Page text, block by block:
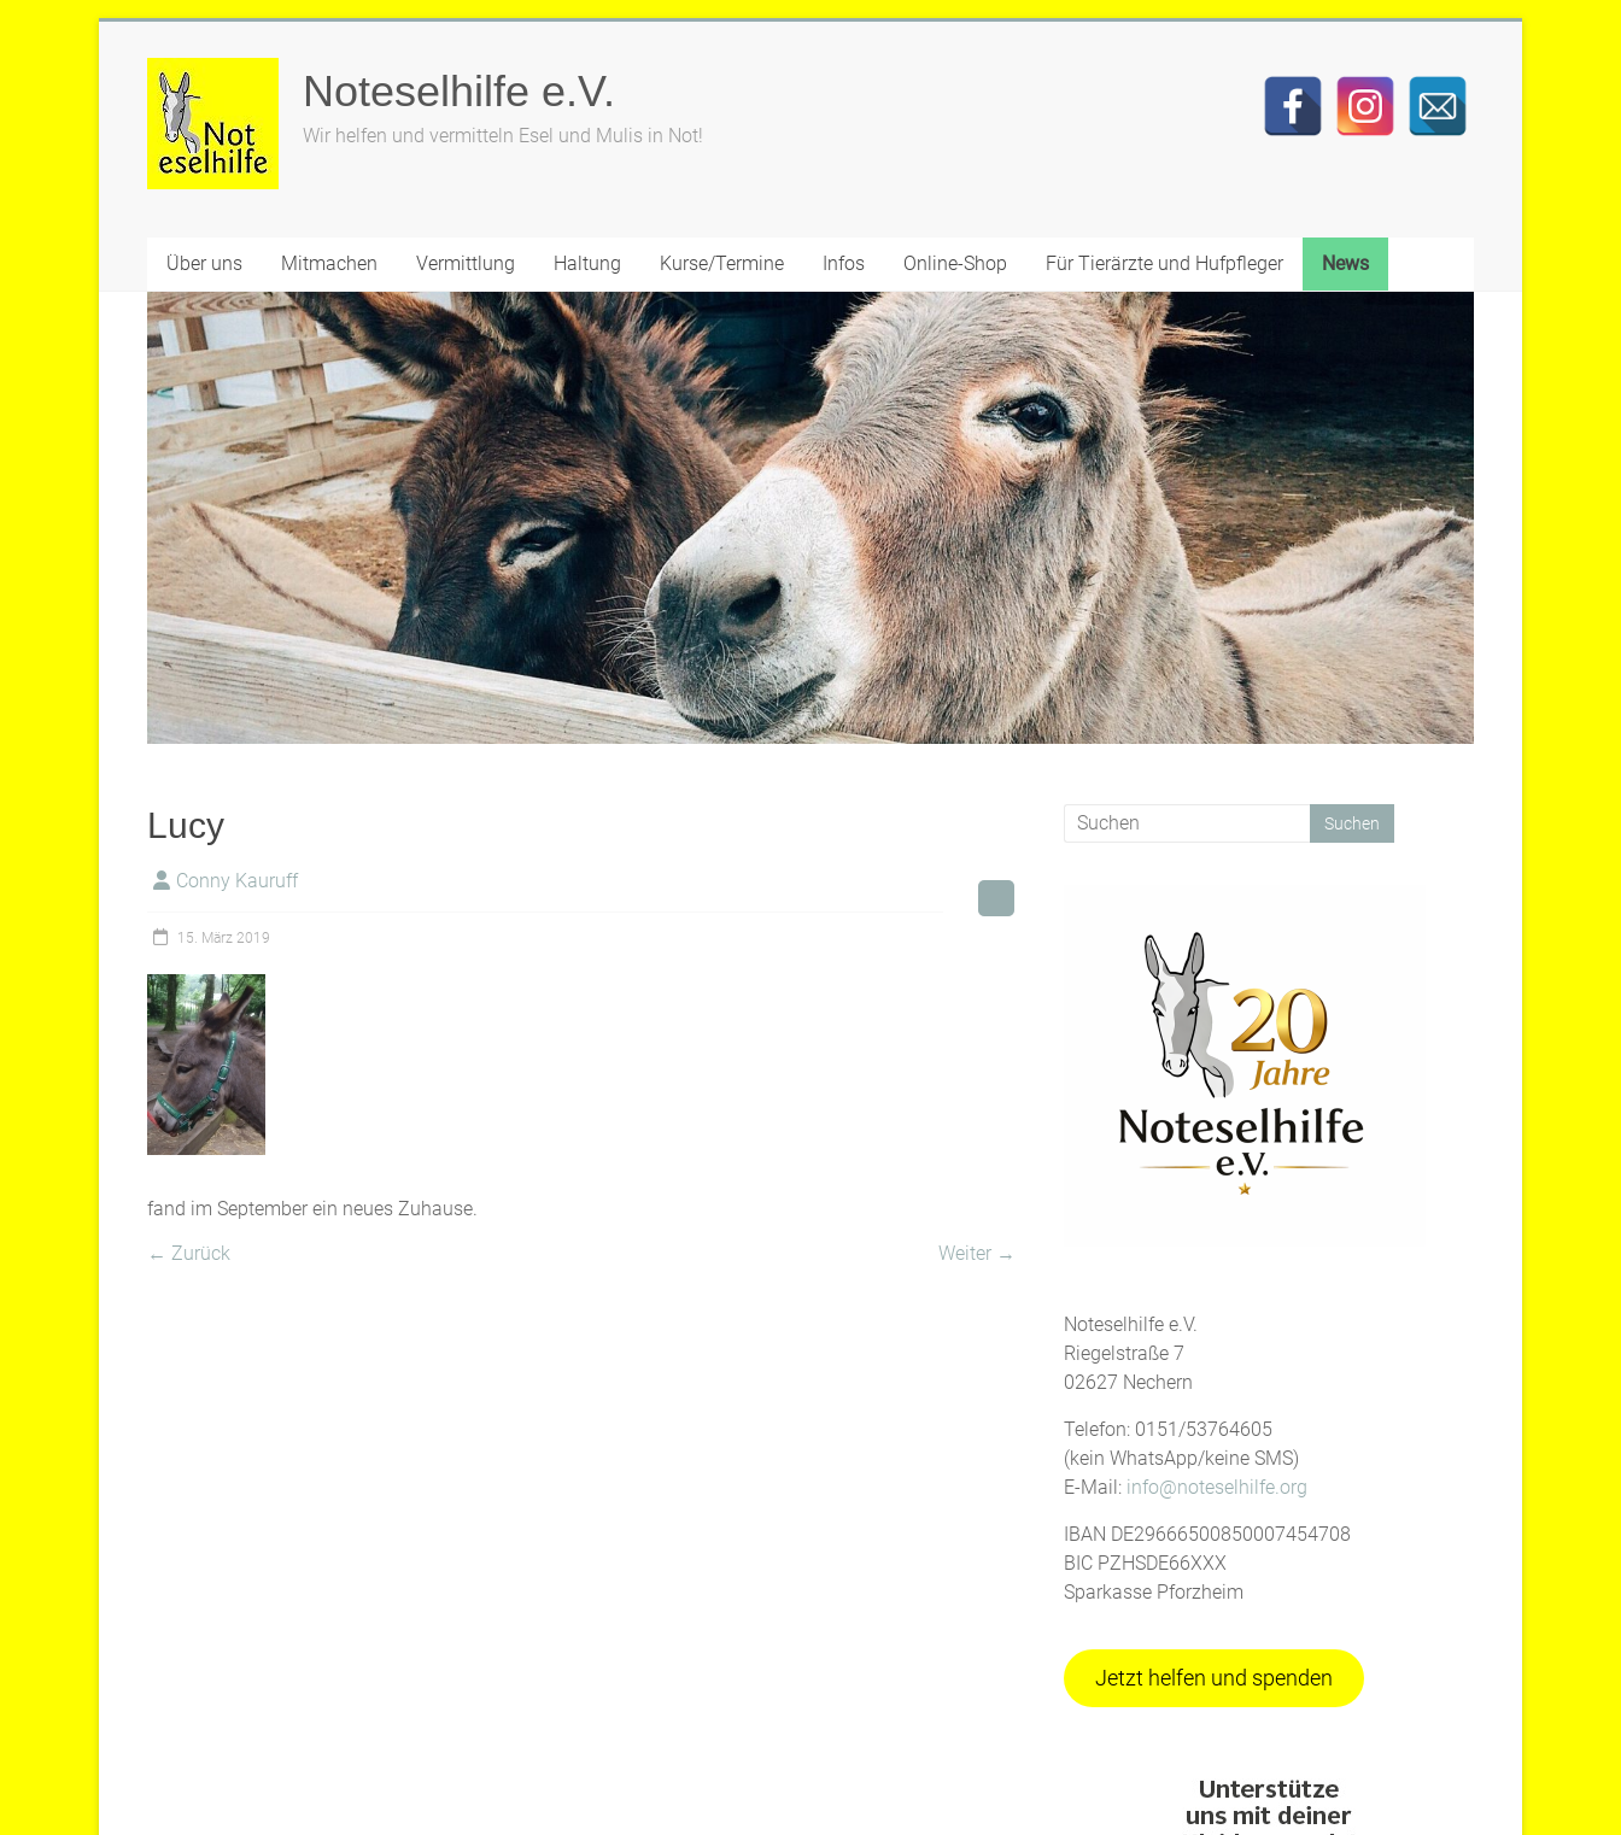
springen
Noteselhilfe e.V.
Wir helfen und vermitteln Esel und Mulis in Not!
Über uns Mitmachen Vermittlung Haltung Kurse/Termine Infos Online-Shop Für Tierärzte und Hufpfleger News
Lucy
Conny Kauruff
15. März 2019
fand im September ein neues Zuhause.
← Zurück
Weiter →
Noteselhilfe e.V.
Riegelstraße 7
02627 Nechern
Telefon: 0151/53764605
(kein WhatsApp/keine SMS)
E-Mail: info@noteselhilfe.org
IBAN DE29666500850007454708
BIC PZHSDE66XXX
Sparkasse Pforzheim
Jetzt helfen und spenden